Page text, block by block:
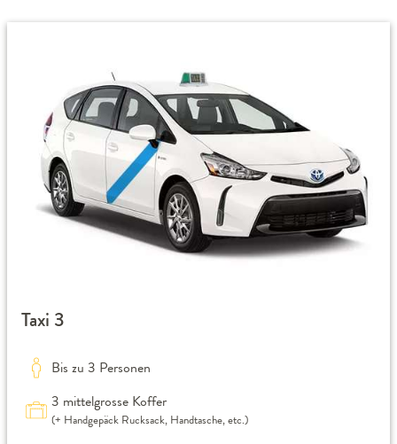
Taxi 3
Bis zu 3 Personen
3 mittelgrosse Koffer
(+ Handgepäck Rucksack, Handtasche, etc.)